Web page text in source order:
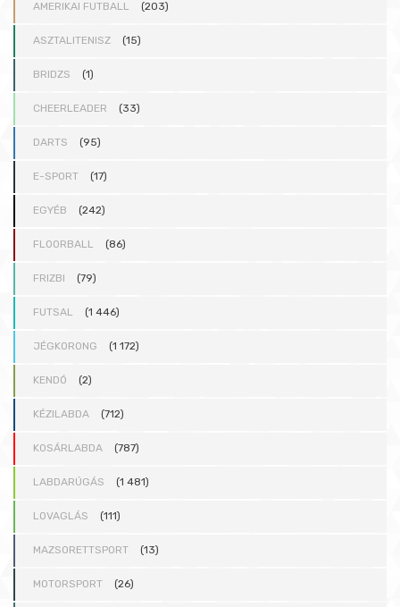
AMERIKAI FUTBALL (203)
ASZTALITENISZ (15)
BRIDZS (1)
CHEERLEADER (33)
DARTS (95)
E-SPORT (17)
EGYÉB (242)
FLOORBALL (86)
FRIZBI (79)
FUTSAL (1 446)
JÉGKORONG (1 172)
KENDÓ (2)
KÉZILABDA (712)
KOSÁRLABDA (787)
LABDARÚGÁS (1 481)
LOVAGLÁS (111)
MAZSORETTSPORT (13)
MOTORSPORT (26)